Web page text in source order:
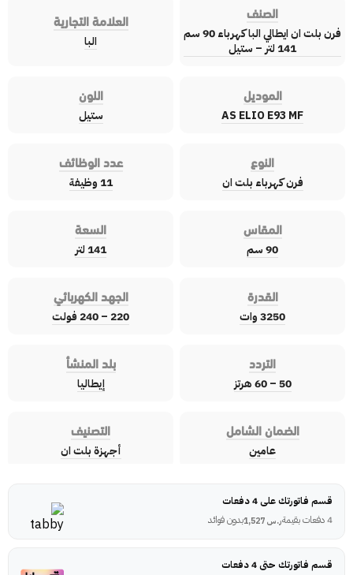
الصنف
فرن بلت ان ايطالي البا كهرباء 90 سم
141 لتر – ستيل
العلامة التجارية
البا
الموديل
AS ELIO E93 MF
اللون
ستيل
النوع
فرن كهرباء بلت ان
عدد الوظائف
11 وظيفة
المقاس
90 سم
السعة
141 لتر
القدرة
3250 وات
الجهد الكهربائي
220 – 240 فولت
التردد
50 – 60 هرتز
بلد المنشأ
إيطاليا
الضمان الشامل
عامين
التصنيف
أجهزة بلت ان
قسم فاتورتك على 4 دفعات
4 دفعات بقيمة
ر.س بدون فوائد
قسم فاتورتك حتى 4 دفعات